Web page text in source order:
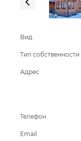
Вид
Тип собственности
Адрес
Телефон
Email